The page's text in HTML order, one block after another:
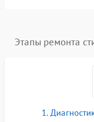
Этапы ремонта
1.